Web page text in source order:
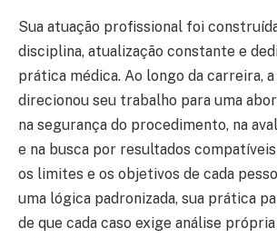
Sua atuação profissional foi
disciplina, atualização constante e
prática médica. Ao longo da carreira,
direcionou seu trabalho para uma
na segurança do procedimento, na
e na busca por resultados
os limites e os objetivos de cada
uma lógica padronizada, sua prática
de que cada caso exige análise